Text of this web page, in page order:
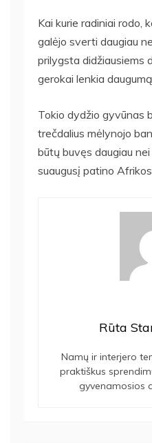
Kai kurie radiniai rodo,
galėjo sverti daugiau
prilygsta didžiausiems
gerokai lenkia
Tokio dydžio gyvūnas
trečdalius mėlynojo
būtų buvęs daugiau
suaugusį patino
Rūta
Namų ir interjero
praktiškus
gyvenamosios